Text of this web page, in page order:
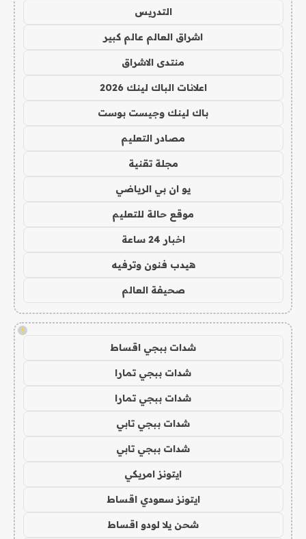
التدريس
اشراق العالم عالم كبير
منتدى الاشراق
اعلانات الباك لينك 2026
باك لينك وجيست بوست
مصادر التعليم
مجلة تقنية
يو ان بي الرياضي
موقع حالة للتعليم
اخبار 24 ساعة
هيدب فنون وترفيه
صحيفة العالم
!
شدات ببجي اقساط
شدات ببجي تمارا
شدات ببجي تمارا
شدات ببجي تابي
شدات ببجي تابي
ايتونز امريكي
ايتونز سعودي اقساط
شحن يلا لودو اقساط